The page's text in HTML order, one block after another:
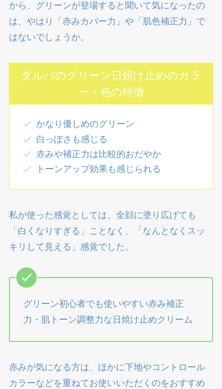
から、グリーンが登場すると聞いて気になったの
は、やはり「赤みカバー力」や「肌色補正力」で
はないでしょうか。
ダルバのグリーン日焼け止めのカラ
ー・色の特徴
かなり優しめのグリーン
白っぽさも感じる
赤みや補正力は比較的おだやか
トーンアップ効果も感じられる
私が使った感覚としては、全顔に塗り広げても
「白くなりすぎる」ことなく、「なんとなくスッ
キリして見える」感覚でした。
グリーン初心者でも使いやすい赤み補正
力・肌トーン調整力な日焼け止めクリーム
赤みが気になる方は、ほかに下地やコントロール
カラーなどを重ねてお使いいただくのをおすすめ